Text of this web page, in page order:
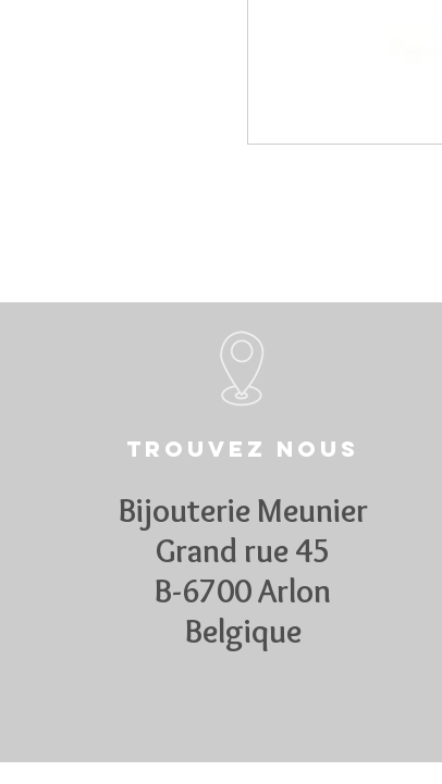
Trouvez nous
Bijouterie Meunier
Grand rue 45
B-6700 Arlon
Belgique